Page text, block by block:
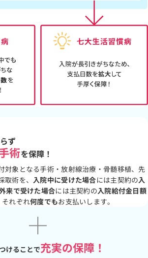
ず
術を保障！
対象となる手術・放射線治療・骨髄移植、先
取術を、入院中に受けた場合には主契約の入
来で受けた場合には主契約の入院給付金日額
れぞれ何度でもお支払いします。
けることで充実の保障！